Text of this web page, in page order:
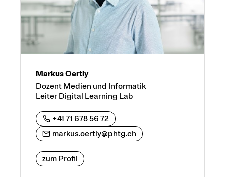
Markus Oertly
Dozent Medien und Informatik
Leiter Digital Learning Lab
+41 71 678 56 72
markus.oertly@phtg.ch
zum Profil